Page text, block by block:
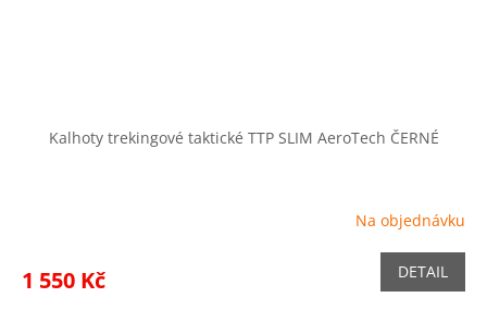
Kalhoty trekingové taktické TTP SLIM AeroTech ČERNÉ
Na objednávku
1 550 Kč DETAIL